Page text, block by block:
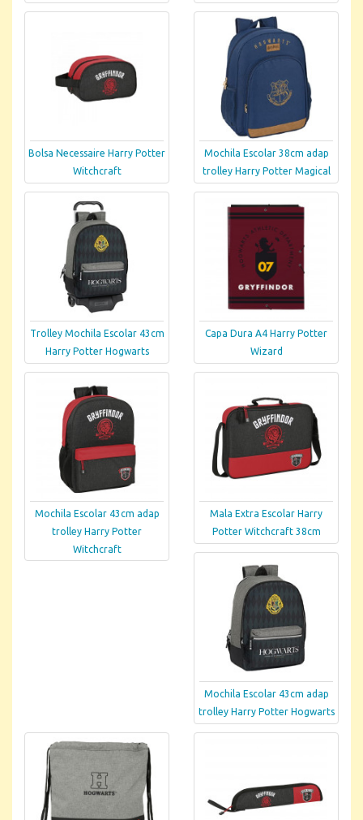
Bolsa Necessaire Harry Potter
Witchcraft
Mochila Escolar 38cm adap
trolley Harry Potter Magical
Trolley Mochila Escolar 43cm
Harry Potter Hogwarts
Capa Dura A4 Harry Potter
Wizard
Mochila Escolar 43cm adap
trolley Harry Potter
Witchcraft
Mala Extra Escolar Harry
Potter Witchcraft 38cm
Mochila Escolar 43cm adap
trolley Harry Potter Hogwarts